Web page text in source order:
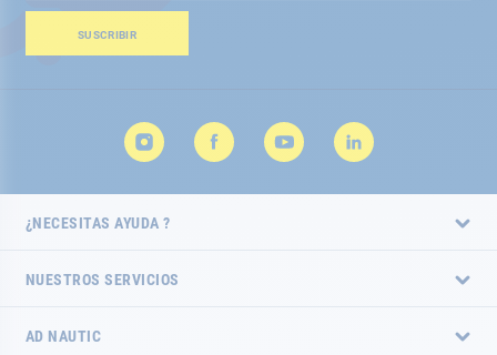
nuestro
de
SUSCRIBIR
¿NECESITAS AYUDA ?
NUESTROS SERVICIOS
AD NAUTIC